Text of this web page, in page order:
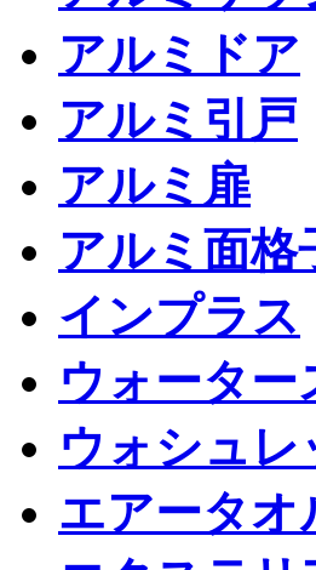
アルミドア
アルミ引戸
アルミ扉
アルミ面格
インプラス
ウォーター
ウォシュレ
エアータオ